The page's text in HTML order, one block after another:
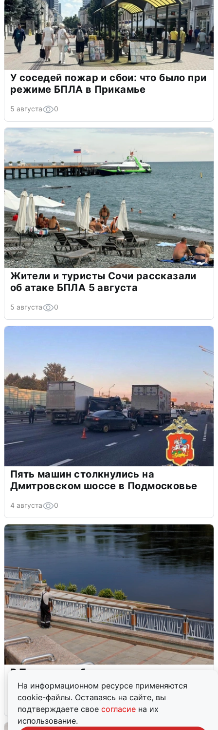
На информационном ресурсе применяются
cookie-файлы. Оставаясь на сайте, вы
подтверждаете свое согласие на их
использование.
У соседей пожар и сбои: что было при
режиме БПЛА в Прикамье
5 августа 0
Жители и туристы Сочи рассказали
об атаке БПЛА 5 августа
5 августа 0
Пять машин столкнулись на
Дмитровском шоссе в Подмосковье
4 августа 0
В Туре вода убывает, на других реках
области прибывает
4 августа